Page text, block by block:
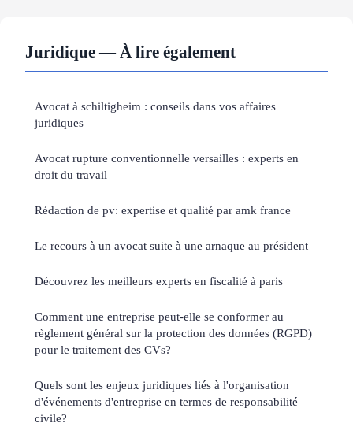
Juridique — À lire également
Avocat à schiltigheim : conseils dans vos affaires
juridiques
Avocat rupture conventionnelle versailles : experts en
droit du travail
Rédaction de pv: expertise et qualité par amk france
Le recours à un avocat suite à une arnaque au président
Découvrez les meilleurs experts en fiscalité à paris
Comment une entreprise peut-elle se conformer au
règlement général sur la protection des données (RGPD)
pour le traitement des CVs?
Quels sont les enjeux juridiques liés à l'organisation
d'événements d'entreprise en termes de responsabilité
civile?